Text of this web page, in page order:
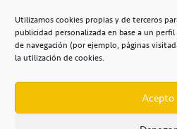
Utilizamos cookies propias y de terceros
publicidad personalizada en base a un
de navegación (por ejemplo, páginas
la utilización de cookies.
Acepto
+34 922 253 684
Casa del Deporte /